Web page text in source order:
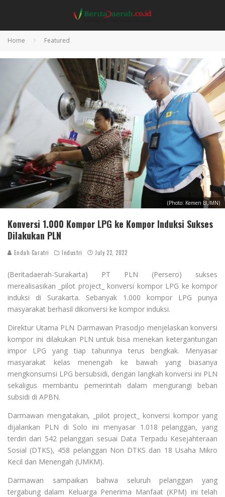
Home Featured
(Photo: Kemen BUMN)
Konversi 1.000 Kompor LPG ke Kompor Induksi Sukses
Dilakukan PLN
Endah Caratri Industri July 22, 2022
(Beritadaerah-Surakarta) PT PLN (Persero) sukses
merealisasikan _pilot project_ konversi kompor LPG ke kompor
induksi di Surakarta. Sebanyak 1.000 kompor LPG punya
masyarakat berhasil dikonversi ke kompor induksi.
Direktur Utama PLN Darmawan Prasodjo menjelaskan konversi
kompor ini dilakukan PLN untuk bisa menekan ketergantungan
impor LPG yang tiap tahunnya terus bengkak. Menyasar
masyarakat kelas menengah ke bawah yang biasanya
mengkonsumsi LPG bersubsidi, dengan langkah konversi ini PLN
sekaligus membantu pemerintah dalam mengurangi beban
subsidi di APBN.
Darmawan mengatakan, _pilot project_ konversi kompor yang
dijalankan PLN di Solo ini menyasar 1.018 pelanggan, yang
terdiri dari 542 pelanggan sesuai Data Terpadu Kesejahteraan
Sosial (DTKS), 458 pelanggan Non DTKS dan 18 Usaha Mikro
Kecil dan Menengah (UMKM).
Darmawan sampaikan bahwa seluruh pelanggan yang
tergabung dalam Keluarga Penerima Manfaat (KPM) ini telah